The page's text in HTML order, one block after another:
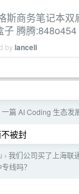
斯商务笔记本双
腾腾:848o454
bylanceli
一篇 AI Coding 生态发
被封
› 我们公司买了上海联
线吗？